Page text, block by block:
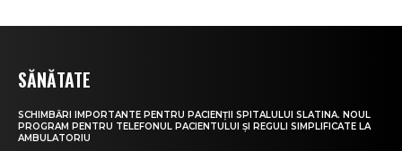
SĂNĂTATE
SCHIMBĂRI IMPORTANTE PENTRU PACIENȚII SPITALULUI SLATINA. NOUL
PROGRAM PENTRU TELEFONUL PACIENTULUI ȘI REGULI SIMPLIFICATE LA
AMBULATORIU